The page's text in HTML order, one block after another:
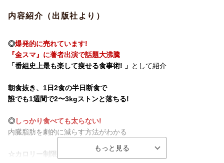
内容紹介（出版社より）
◎爆発的に売れています!
『金スマ』に著者出演で話題大沸騰
「番組史上最も楽して痩せる食事術! 」 として紹介
朝食抜き、1日2食の半日断食で
誰でも1週間で2〜3kgストンと落ちる!
◎しっかり食べても太らない!
内臓脂肪を劇的に減らす方法がわかる
☆カロリー制限はしなくてOK